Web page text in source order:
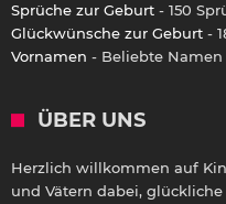
Sprüche zur Geburt - 150
Glückwünsche zur Geburt -
Vornamen - Beliebte
ÜBER UNS
Herzlich willkommen auf
und Vätern dabei,